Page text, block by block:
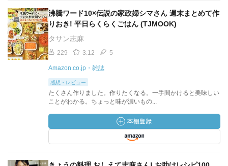
沸騰ワード10×伝説の家政婦シマさん 週末まとめて作
りおき! 平日らくらくごはん (TJMOOK)
タサン志麻
229 3.12 5
Amazon.co.jp・雑誌
感想・レビュー
たくさん作りました。作りたくなる。一手間かけると美味しい
ことがわかる。ちょっと味が濃いもの...